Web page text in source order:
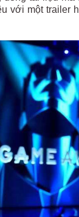
với một trailer